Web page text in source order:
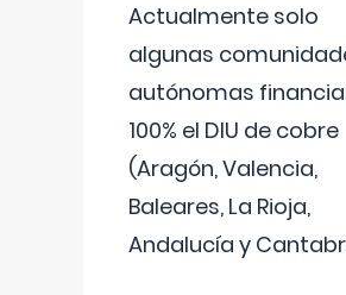
Actualmente solo
algunas
autónomas
100% el DIU de cobre
(Aragón, Valencia,
Baleares, La Rioja,
Andalucía y